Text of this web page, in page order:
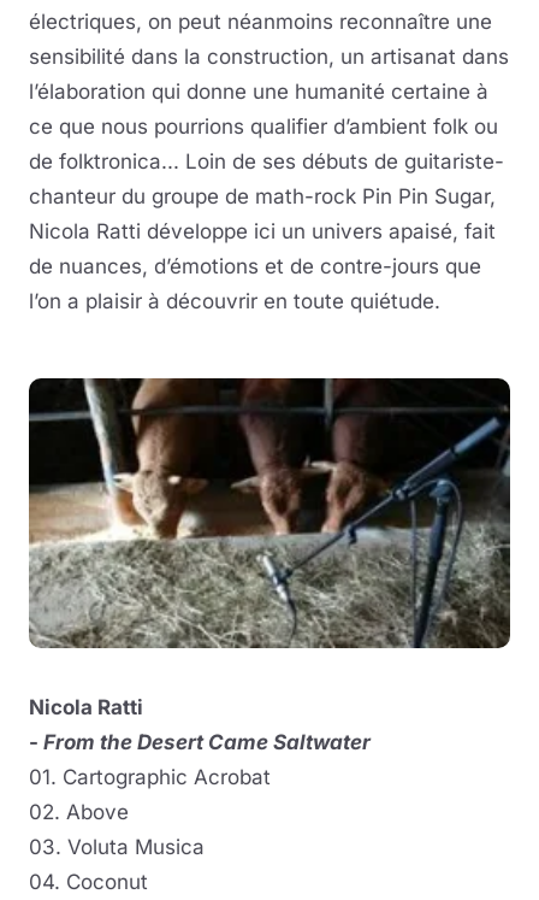
électriques, on peut néanmoins reconnaître une
sensibilité dans la construction, un artisanat dans
l’élaboration qui donne une humanité certaine à
ce que nous pourrions qualifier d’ambient folk ou
de folktronica... Loin de ses débuts de guitariste-
chanteur du groupe de math-rock Pin Pin Sugar,
Nicola Ratti développe ici un univers apaisé, fait
de nuances, d’émotions et de contre-jours que
l’on a plaisir à découvrir en toute quiétude.
Nicola Ratti
- From the Desert Came Saltwater
01. Cartographic Acrobat
02. Above
03. Voluta Musica
04. Coconut